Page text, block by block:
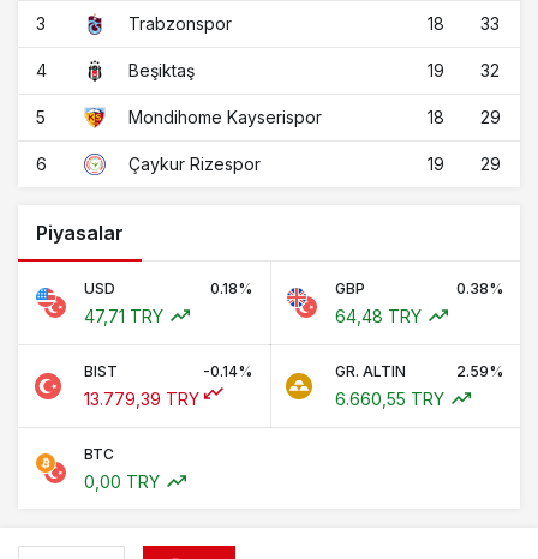
3 Trabzonspor 18 33
4 Beşiktaş 19 32
5 Mondihome Kayserispor 18 29
6 Çaykur Rizespor 19 29
Piyasalar
USD 0.18%
47,71 TRY
GBP 0.38%
64,48 TRY
BIST -0.14%
13.779,39 TRY
GR. ALTIN 2.59%
6.660,55 TRY
BTC
0,00 TRY